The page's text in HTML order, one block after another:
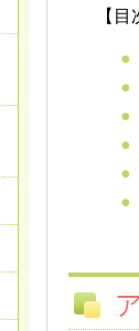
【目